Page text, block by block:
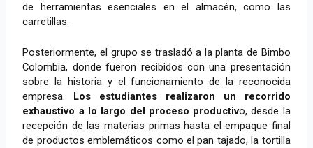
de herramientas esenciales en el almacén, como las
carretillas.
Posteriormente, el grupo se trasladó a la planta de Bimbo
Colombia, donde fueron recibidos con una presentación
sobre la historia y el funcionamiento de la reconocida
empresa.
Los estudiantes realizaron un recorrido
exhaustivo a lo largo del proceso productivo, desde la
recepción de las materias primas hasta el empaque final
de productos emblemáticos como el pan tajado, la tortilla